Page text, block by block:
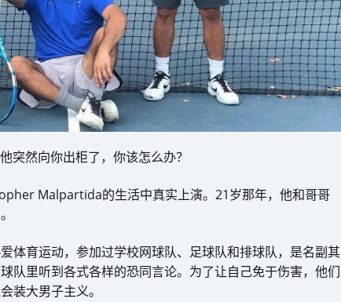
突然向你出柜了，你该怎么办？
Malpartida的生活中真实上演。21岁那年，他和哥哥
体育运动，参加过学校网球队、足球队和排球队，是名副其
队里听到各式各样的恐同言论。为了让自己免于伤害，他们
装大男子主义。